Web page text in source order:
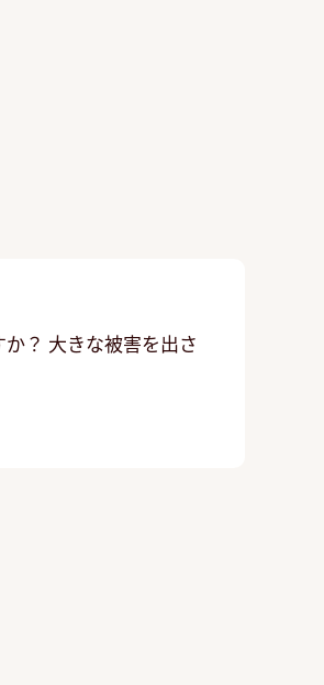
？ 大きな被害を出さ